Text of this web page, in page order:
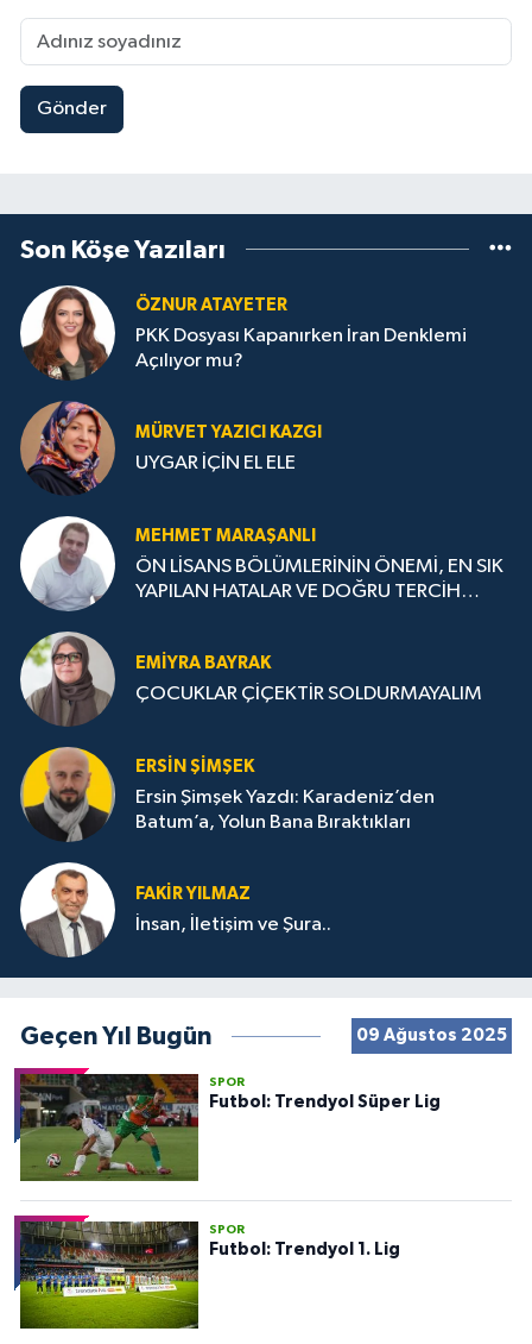
Gönder
Son Köşe Yazıları
ÖZNUR ATAYETER
PKK Dosyası Kapanırken İran Denklemi
Açılıyor mu?
MÜRVET YAZICI KAZGI
UYGAR İÇİN EL ELE
MEHMET MARAŞANLI
ÖN LİSANS BÖLÜMLERİNİN ÖNEMİ, EN SIK
YAPILAN HATALAR VE DOĞRU TERCİH
EMIYRA BAYRAK
ÇOCUKLAR ÇİÇEKTİR SOLDURMAYALIM
ERSIN ŞIMŞEK
Ersin Şimşek Yazdı: Karadeniz’den
Batum’a, Yolun Bana Bıraktıkları
FAKIR YILMAZ
İnsan, İletişim ve Şura..
Geçen Yıl Bugün 09 Ağustos 2025
SPOR
Futbol: Trendyol Süper Lig
SPOR
Futbol: Trendyol 1. Lig